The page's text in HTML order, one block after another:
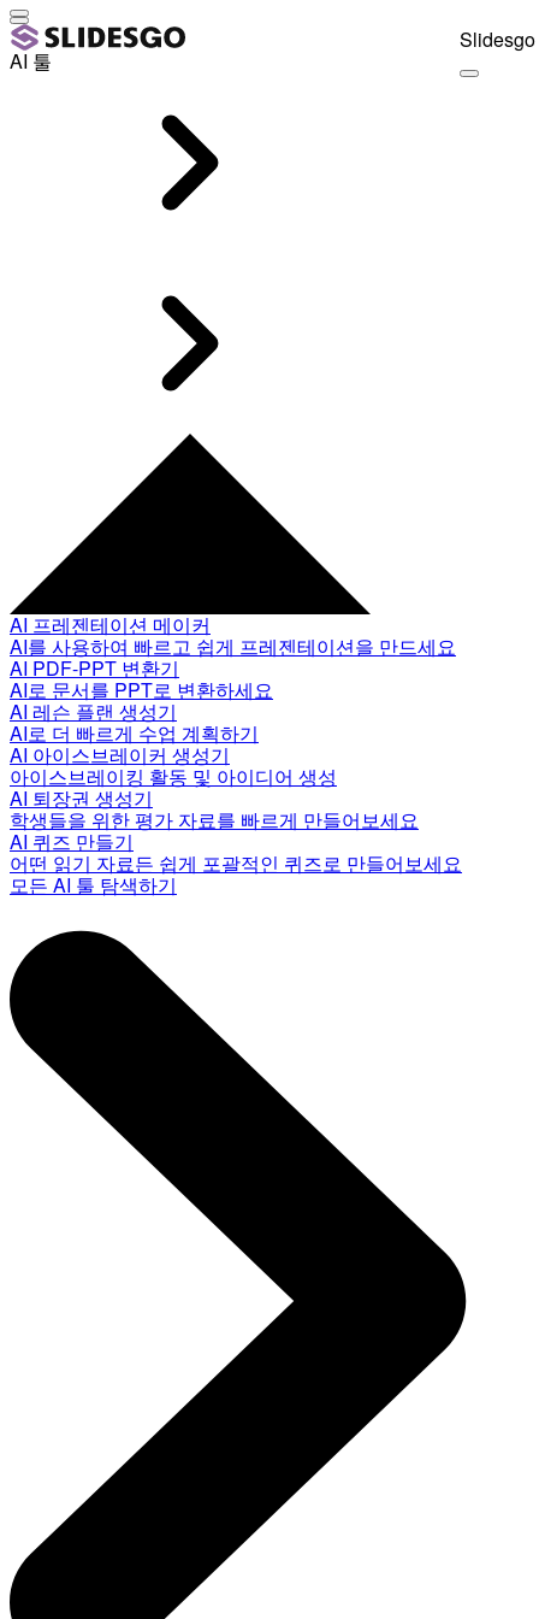
AI 툴
AI 프레젠테이션 메이커
AI를 사용하여 빠르고 쉽게 프레젠테이션을 만드세요
AI PDF-PPT 변환기
AI로 문서를 PPT로 변환하세요
AI 레슨 플랜 생성기
AI로 더 빠르게 수업 계획하기
AI 아이스브레이커 생성기
아이스브레이킹 활동 및 아이디어 생성
AI 퇴장권 생성기
학생들을 위한 평가 자료를 빠르게 만들어보세요
AI 퀴즈 만들기
어떤 읽기 자료든 쉽게 포괄적인 퀴즈로 만들어보세요
모든 AI 툴 탐색하기